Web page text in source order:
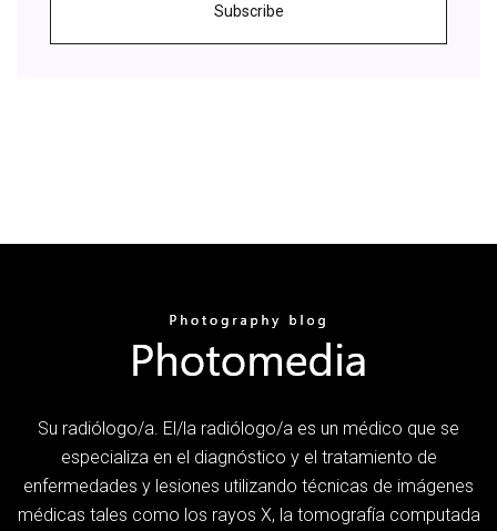
Subscribe
Su radiólogo/a. El/la radiólogo/a es un médico que se
especializa en el diagnóstico y el tratamiento de
enfermedades y lesiones utilizando técnicas de imágenes
médicas tales como los rayos X, la tomografía computada